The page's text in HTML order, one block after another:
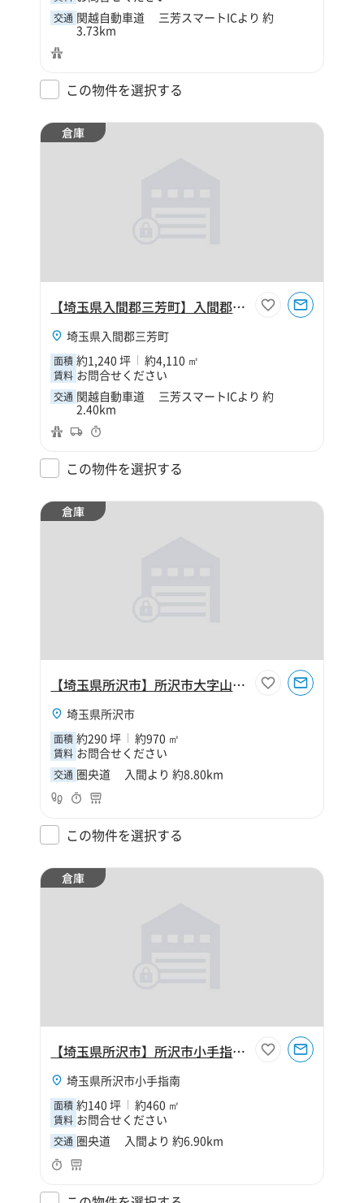
交通 関越自動車道 三芳スマートICより 約
3.73km
この物件を選択する
倉庫
【埼玉県入間郡三芳町】入間郡三芳町大字上富1240坪倉庫
埼玉県入間郡三芳町
面積 約1,240 坪 約4,110 ㎡
賃料 お問合せください
交通 関越自動車道 三芳スマートICより 約
2.40km
この物件を選択する
倉庫
【埼玉県所沢市】所沢市大字山口210坪倉庫
埼玉県所沢市
面積 約290 坪 約970 ㎡
賃料 お問合せください
交通 圏央道 入間より 約8.80km
この物件を選択する
倉庫
【埼玉県所沢市】所沢市小手指南4丁目140坪倉庫
埼玉県所沢市小手指南
面積 約140 坪 約460 ㎡
賃料 お問合せください
交通 圏央道 入間より 約6.90km